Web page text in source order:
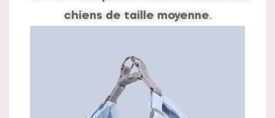
chiens de taille moyenne.